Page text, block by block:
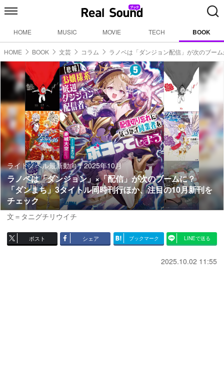
HOME MUSIC MOVIE TECH BOOK
HOME BOOK 文芸 コラム ラノベは「ダンジョン配信」が次のブー
ライトノベル最新動向：2025年10月
ラノベは「ダンジョン」×「配信」が次のブームに？
「ダンまち」3タイトル同時刊行ほか、注目の10月新刊を
チェック
文＝タニグチリウイチ
ポスト シェア ブックマーク LINEで送る
2025.10.02 11:55